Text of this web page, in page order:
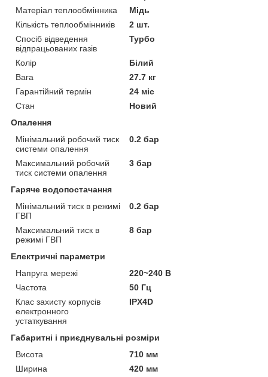
Матеріал теплообмінника
Мідь
Кількість теплообмінників
2 шт.
Спосіб відведення
відпрацьованих газів
Турбо
Колір
Білий
Вага
27.7 кг
Гарантійний термін
24 міс
Стан
Новий
Опалення
Мінімальний робочий тиск
системи опалення
0.2 бар
Максимальний робочий
тиск системи опалення
3 бар
Гаряче водопостачання
Мінімальний тиск в режимі
ГВП
0.2 бар
Максимальний тиск в
режимі ГВП
8 бар
Електричні параметри
Напруга мережі
220~240 В
Частота
50 Гц
Клас захисту корпусів
електронного
устаткування
IPX4D
Габаритні і приєднувальні розміри
Висота
710 мм
Ширина
420 мм